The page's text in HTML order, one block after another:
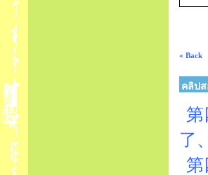
« Back
คลิป
了